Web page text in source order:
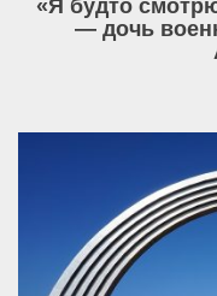
«Я будто
— дочь